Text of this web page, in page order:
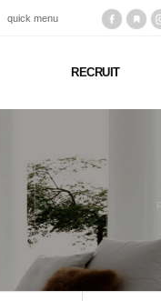
quick menu
RECRUIT